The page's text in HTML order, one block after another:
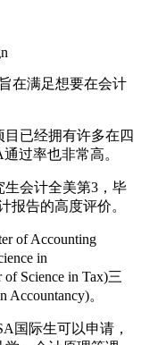
在满足想要在会计
已经拥有许多在四
过率也非常高。
会计全美第3，毕
报告的高度评价。
of Accounting
in
Science in Tax)三
。
际生可以申请，